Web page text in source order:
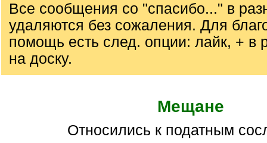
Все сообщения со "спасибо..." в
удаляются без сожаления. Для
помощь есть след. опции: лайк, + в
на доску.
Мещане
Относились к податным